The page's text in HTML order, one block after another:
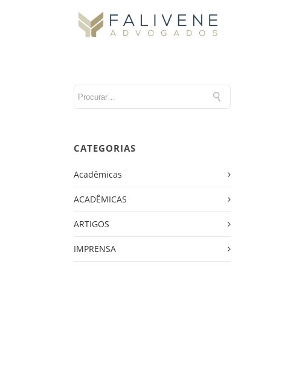
CATEGORIAS
Acadêmicas
ACADÊMICAS
ARTIGOS
IMPRENSA